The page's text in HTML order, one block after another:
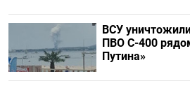
ВСУ
ПВО С-400
Путина»